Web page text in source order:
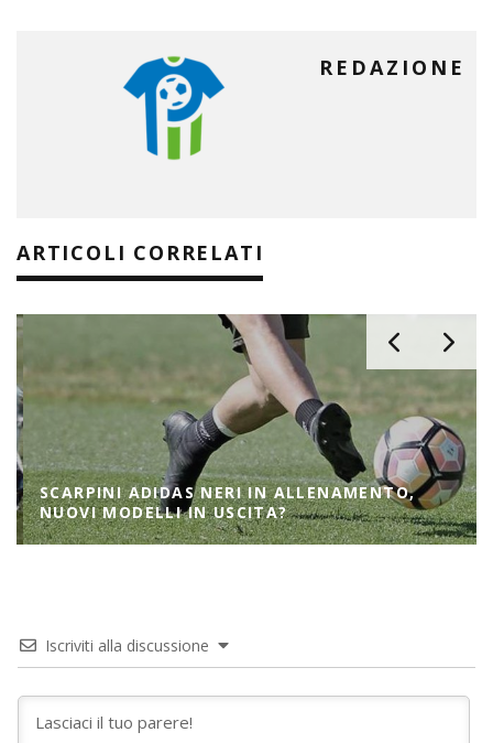
REDAZIONE
ARTICOLI CORRELATI
SCARPINI ADIDAS NERI IN ALLENAMENTO,
NUOVI MODELLI IN USCITA?
Iscriviti alla discussione